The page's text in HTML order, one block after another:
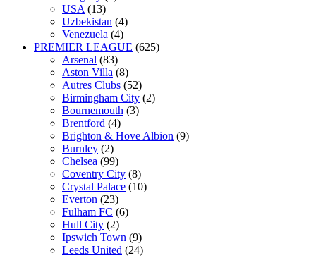
USA (13)
Uzbekistan (4)
Venezuela (4)
PREMIER LEAGUE (625)
Arsenal (83)
Aston Villa (8)
Autres Clubs (52)
Birmingham City (2)
Bournemouth (3)
Brentford (4)
Brighton & Hove Albion (9)
Burnley (2)
Chelsea (99)
Coventry City (8)
Crystal Palace (10)
Everton (23)
Fulham FC (6)
Hull City (2)
Ipswich Town (9)
Leeds United (24)